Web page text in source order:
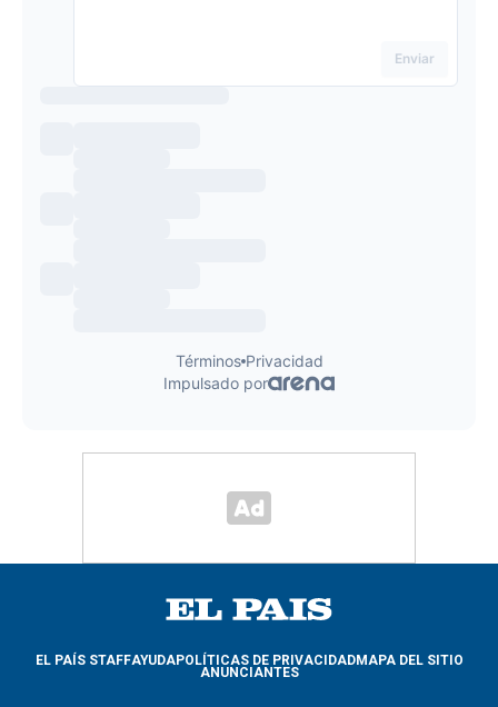
EL PAÍS STAFFAYUDAPOLÍTICAS DE PRIVACIDADMAPA DEL SITIO
ANUNCIANTES